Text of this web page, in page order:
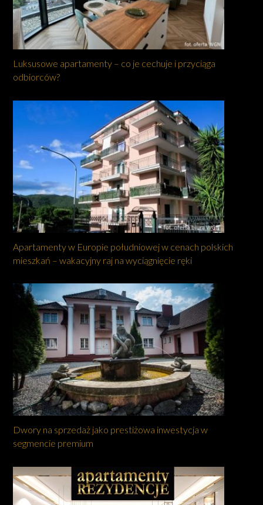
Luksusowe apartamenty – co je cechuje i przyciąga
odbiorców?
Apartamenty w Europie południowej w cenach polskich
mieszkań – wakacyjny raj na wyciągnięcie ręki
Dwory na sprzedaż jako prestiżowa inwestycja w
segmencie premium